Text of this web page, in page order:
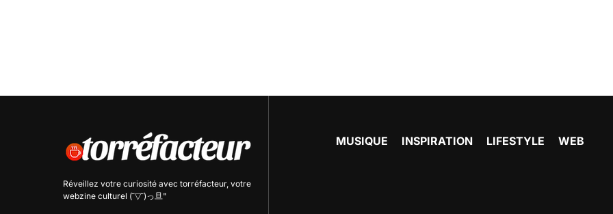
Réveillez votre curiosité avec torréfacteur, votre
webzine culturel (˘▽˘)っ旦"
MUSIQUE INSPIRATION LIFESTYLE WEB